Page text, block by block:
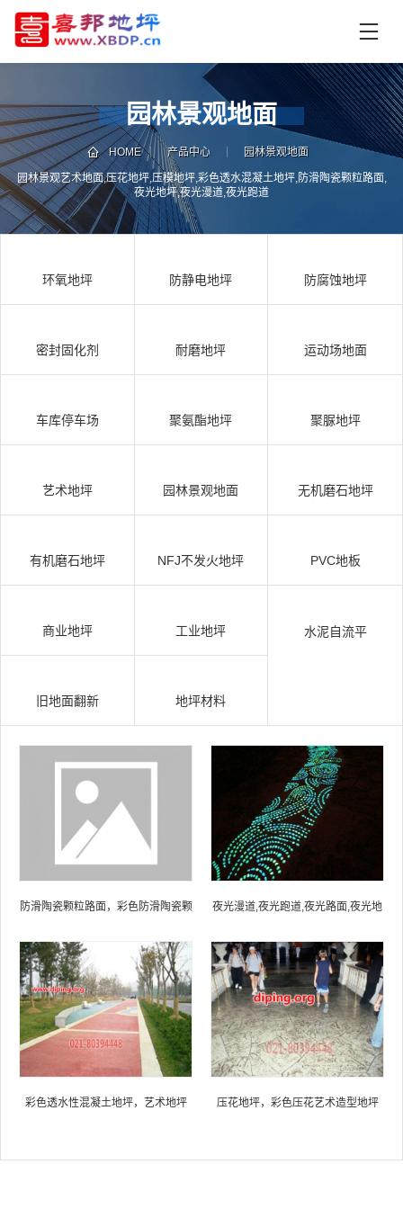
页
中
心
技
术
支
持
资
讯
中
例
咨
园林景观地面
HOME 产品中心 园林景观地面
园林景观艺术地面,压花地坪,压模地坪,彩色透水混凝土地坪,防滑陶瓷颗粒路面,
夜光地坪,夜光漫道,夜光跑道
环氧地坪 防静电地坪 防腐蚀地坪
密封固化剂 耐磨地坪 运动场地面
车库停车场 聚氨酯地坪 聚脲地坪
艺术地坪 园林景观地面 无机磨石地坪
有机磨石地坪 NFJ不发火地坪 PVC地板
商业地坪 工业地坪 水泥自流平
旧地面翻新 地坪材料
防滑陶瓷颗粒路面，彩色防滑陶瓷颗 夜光漫道,夜光跑道,夜光路面,夜光地
作 夜光漫道定制
彩色透水性混凝土地坪，艺术地坪 压花地坪，彩色压花艺术造型地坪